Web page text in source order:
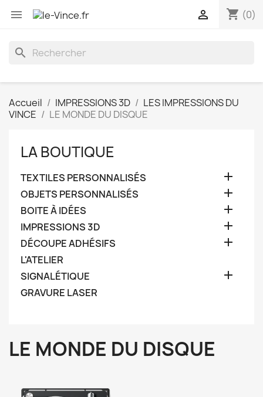
 shopping_cart (0)

search
Accueil IMPRESSIONS 3D
LES IMPRESSIONS DU
VINCE
LE MONDE DU DISQUE
LA BOUTIQUE
TEXTILES PERSONNALISÉS 
OBJETS PERSONNALISÉS 
BOITE À IDÉES 
IMPRESSIONS 3D 
DÉCOUPE ADHÉSIFS 
L'ATELIER
SIGNALÉTIQUE

GRAVURE LASER
LE MONDE DU DISQUE